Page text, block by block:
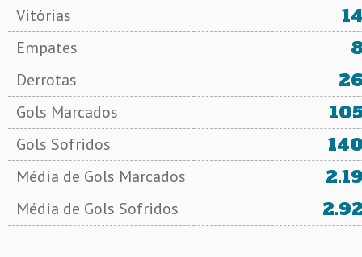
Vitórias
Empates
Derrotas
Gols Marcados
Gols Sofridos
Média de Gols Marcados
Média de Gols Sofridos